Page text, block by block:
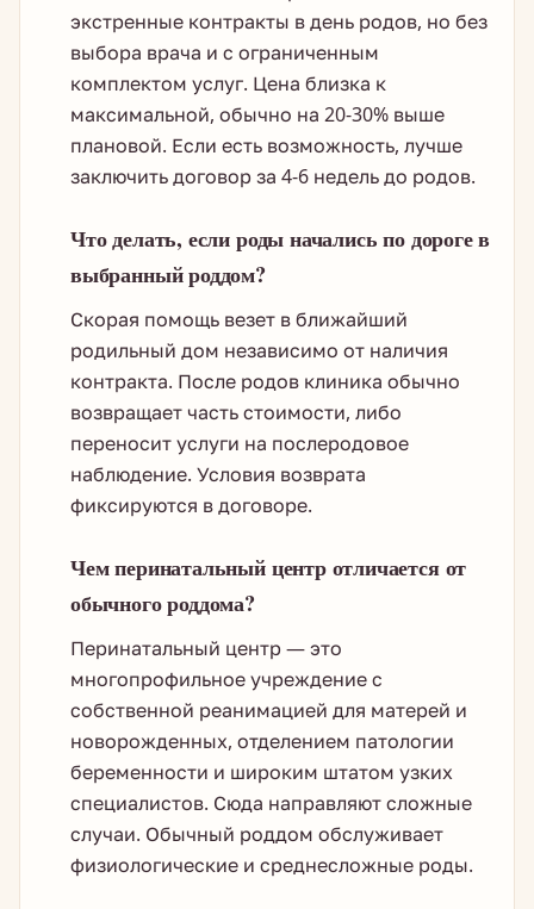
экстренные контракты в день родов, но без
выбора врача и с ограниченным
комплектом услуг. Цена близка к
максимальной, обычно на 20-30% выше
плановой. Если есть возможность, лучше
заключить договор за 4-6 недель до родов.
Что делать, если роды начались по дороге в
выбранный роддом?
Скорая помощь везет в ближайший
родильный дом независимо от наличия
контракта. После родов клиника обычно
возвращает часть стоимости, либо
переносит услуги на послеродовое
наблюдение. Условия возврата
фиксируются в договоре.
Чем перинатальный центр отличается от
обычного роддома?
Перинатальный центр — это
многопрофильное учреждение с
собственной реанимацией для матерей и
новорожденных, отделением патологии
беременности и широким штатом узких
специалистов. Сюда направляют сложные
случаи. Обычный роддом обслуживает
физиологические и среднесложные роды.